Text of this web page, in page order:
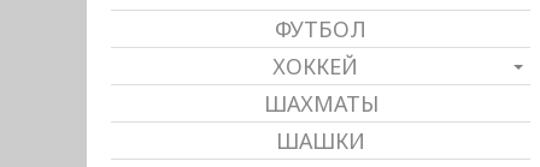
ФУТБОЛ
ХОККЕЙ
ШАХМАТЫ
ШАШКИ